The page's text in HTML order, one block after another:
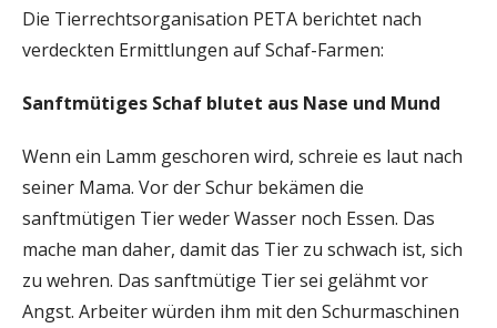
Die Tierrechtsorganisation PETA berichtet nach
verdeckten Ermittlungen auf Schaf-Farmen:
Sanftmütiges Schaf blutet aus Nase und Mund
Wenn ein Lamm geschoren wird, schreie es laut nach
seiner Mama. Vor der Schur bekämen die
sanftmütigen Tier weder Wasser noch Essen. Das
mache man daher, damit das Tier zu schwach ist, sich
zu wehren. Das sanftmütige Tier sei gelähmt vor
Angst. Arbeiter würden ihm mit den Schurmaschinen